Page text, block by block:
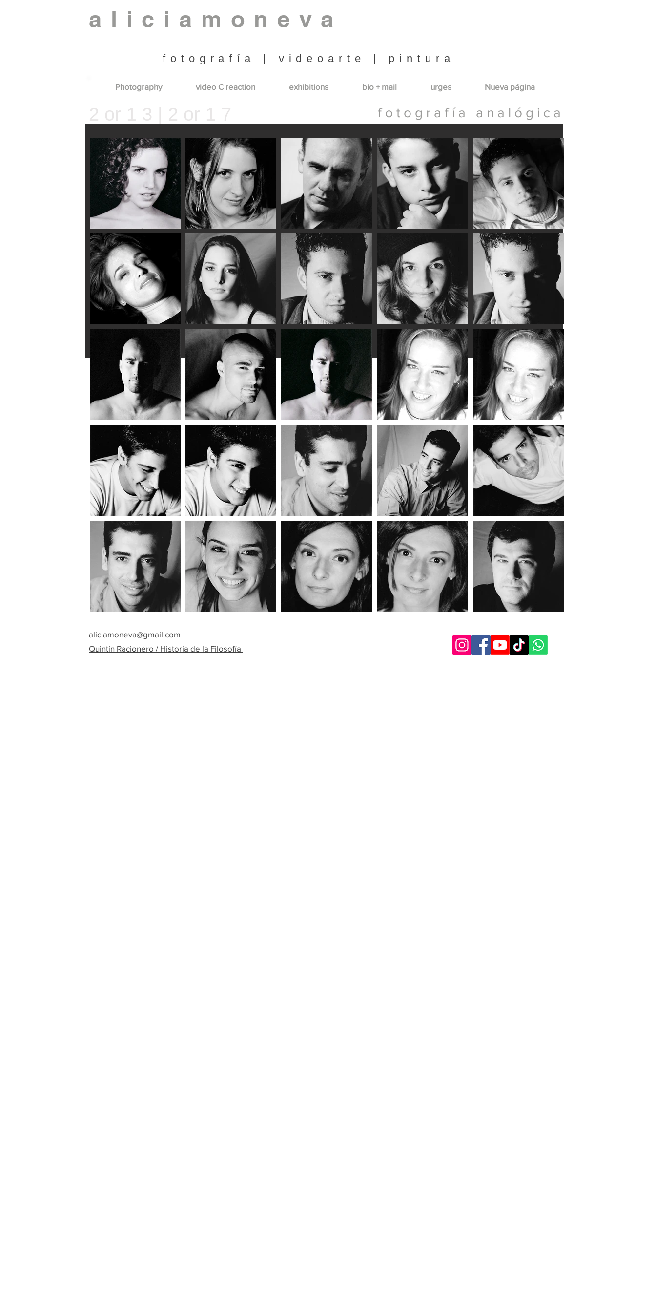
aliciamoneva
fotografía | videoarte | pintura
2 or 1 3 | 2 or 1 7 f o t o g r a f í a a n a l ó g i c a
Photography video C reaction exhibitions bio + mail urges Nueva página
aliciamoneva@gmail.com
Quintín Racionero / Historia de la Filosofía